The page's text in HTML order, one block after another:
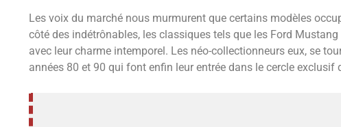
Les voix du marché nous murmurent que certains modèles
côté des indétrônables, les classiques tels que les Ford
avec leur charme intemporel. Les néo-collectionneurs eux, se
années 80 et 90 qui font enfin leur entrée dans le cercle exclusif